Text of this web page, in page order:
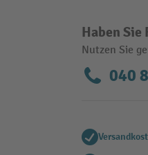
Haben Sie
Nutzen Sie
040